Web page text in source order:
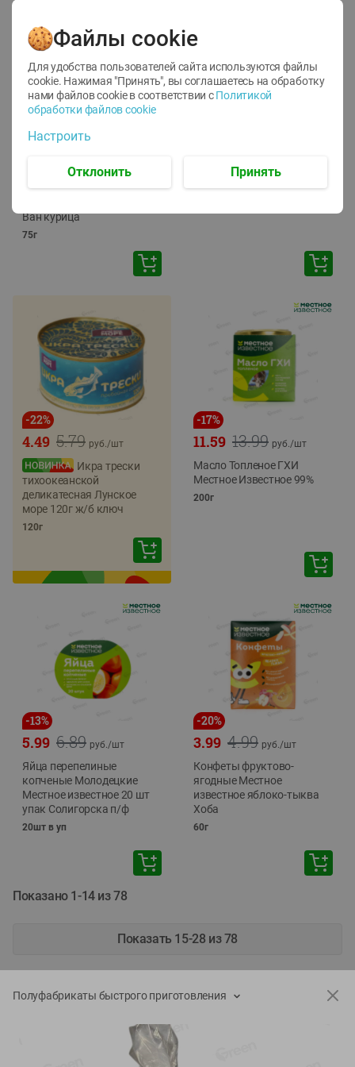
12
1.05 руб./
руб./шт
Корм влаж. для кош. с
Ван курица
75г
ТОФУ Vegetus ТВЕРДЫЙ
-22%
5.79
4.49 руб./шт
Икра трески
тихоокеанской
деликатесная Лунское
море 120г ж/б ключ
120г
-17%
13.99
11.59 руб./шт
Масло Топленое ГХИ
Местное Известное 99%
200г
-13%
6.89
5.99 руб./шт
Яйца перепелиные
копченые Молодецкие
Местное известное 20 шт
упак Солигорска п/ф
20шт в уп
-20%
4.99
3.99 руб./шт
Конфеты фруктово-
ягодные Местное
известное яблоко-тыква
Хоба
60г
Показано 1-14 из 78
Показать 15-28 из 78
Полуфабрикаты быстрого приготовления
Файлы cookie
Для удобства пользователей сайта используются файлы
cookie. Нажимая "Принять", вы соглашаетесь на обработку
нами файлов cookie в соответствии с Политикой
обработки файлов cookie
Настроить
Отклонить Принять